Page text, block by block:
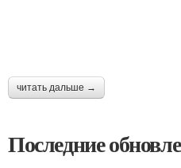
читать дальше →
Последние